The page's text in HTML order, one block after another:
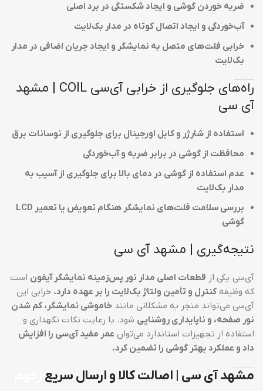
ضربه خوردن گوشی و ایجاد شکستگی در برد اصلی
آب‌خوردگی و ایجاد اتصال کوتاه در مدار بک‌لایت
خرابی فلت‌های متصل به نمایشگر و ایجاد جریان اضافی در مدار
بک‌لایت
راه‌های جلوگیری از خرابی آی‌سی COIL | مشهد
آی سی
استفاده از شارژر و کابل اورجینال برای جلوگیری از نوسانات برق
محافظت از گوشی در برابر ضربه و آب‌خوردگی
عدم استفاده از گوشی در دمای بالا برای جلوگیری از آسیب به
مدار بک‌لایت
بررسی سلامت فلت‌های نمایشگر هنگام تعویض یا تعمیر LCD
گوشی
نتیجه‌گیری | مشهد آی سی
آی‌سی یکی از قطعات اصلی مدار نور پس‌زمینه نمایشگر آیفون است
که وظیفه کنترل و تأمین ولتاژ بک‌لایت را بر عهده دارد. خرابی این
آی‌سی می‌تواند منجر به مشکلاتی مانند خاموشی نمایشگر، کم شدن
نور صفحه، و ناپایداری روشنایی شود. با رعایت نکات نگهداری و
استفاده از تجهیزات استاندارد می‌توان عمر مفید آی‌سی را افزایش
داد و عملکرد بهتر گوشی را تضمین کرد.
مشهد آی سی | اصالت کالا و ارسال سریع